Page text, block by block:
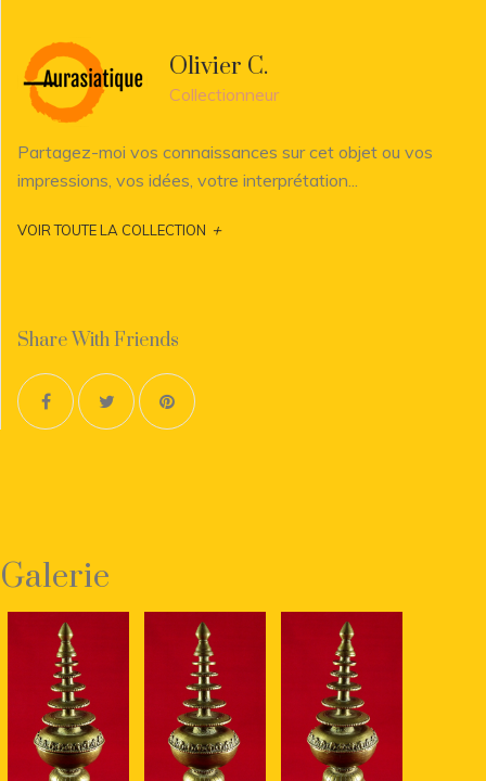
Olivier C.
Collectionneur
Partagez-moi vos connaissances sur cet objet ou vos
impressions, vos idées, votre interprétation...
VOIR TOUTE LA COLLECTION +
Share With Friends
Galerie